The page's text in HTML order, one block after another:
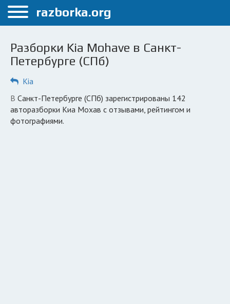
Меню
Санкт-Петербург
Автосервисы
Разборки Kia Mohave в Санкт-
Петербурге (СПб)
Kia
в Санкт-Петербурге (СПб) зарегистрированы 142
авторазборки Киа Мохав с отзывами, рейтингом и
фотографиями.
razborka.org